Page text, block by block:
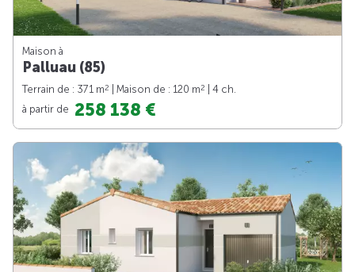
Maison à
Palluau (85)
Terrain de : 371 m2 | Maison de : 120 m2
| 4 ch.
à partir de 258 138 €